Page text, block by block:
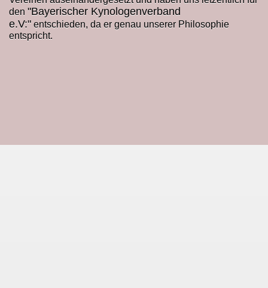
den "Bayerischer Kynologenverband
e.V:" entschieden, da er genau unserer Philosophie
entspricht.